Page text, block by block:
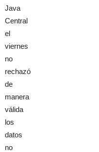
Java
Central
el
viernes
no
rechazó
de
manera
válida
los
datos
no